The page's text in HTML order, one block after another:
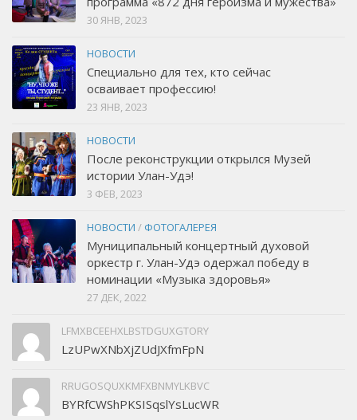
30 ЯНВ, 2023
НОВОСТИ
Специально для тех, кто сейчас
осваивает профессию!
23 ЯНВ, 2023
НОВОСТИ
После реконструкции открылся Музей
истории Улан-Удэ!
3 ФЕВ, 2023
НОВОСТИ / ФОТОГАЛЕРЕЯ
Муниципальный концертный духовой
оркестр г. Улан-Удэ одержал победу в
номинации «Музыка здоровья»
27 ДЕК, 2022
LFMXBCEEHXLBSTDGUXGTORY
LzUPwXNbXjZUdJXfmFpN
RRUGOSQUXKMFXBNMYLKBVC
BYRfCWShPKSISqslYsLucWR